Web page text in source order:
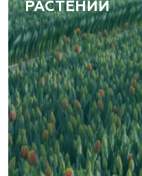
РАСТЕНИЙ